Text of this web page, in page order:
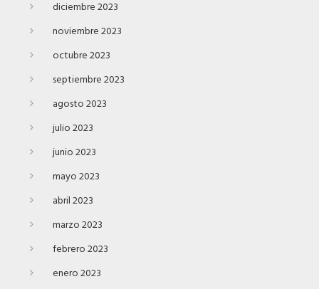
diciembre 2023
noviembre 2023
octubre 2023
septiembre 2023
agosto 2023
julio 2023
junio 2023
mayo 2023
abril 2023
marzo 2023
febrero 2023
enero 2023